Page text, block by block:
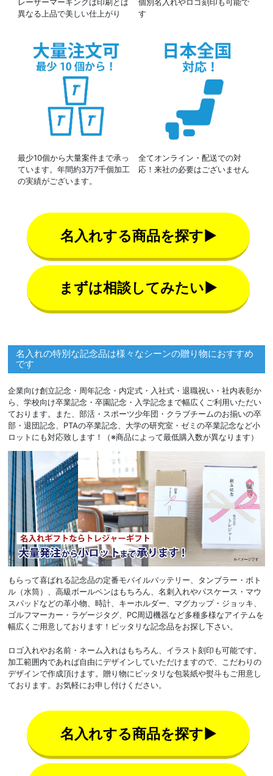
異なる上品で美しい仕上がり
す
最少10個から大量案件まで承っ
ています。年間約3万7千個加工
の実績がございます。
全てオンライン・配送での対
応！来社の必要はございません
名入れする商品を探す▶
まずは相談してみたい▶
名入れの特別な記念品は様々なシーンの贈り物におすすめ
です
企業向け創立記念・周年記念・内定式・入社式・退職祝い・社内表彰か
ら、学校向け卒業記念・卒園記念・入学記念まで幅広くご利用いただい
ております。また、部活・スポーツ少年団・クラブチームのお揃いの卒
部・退団記念、PTAの卒業記念、大学の研究室・ゼミの卒業記念など小
ロットにも対応致します！（※商品によって最低購入数が異なります）
もらって喜ばれる記念品の定番モバイルバッテリー、タンブラー・ボト
ル（水筒）、高級ボールペンはもちろん、名刺入れやパスケース・マウ
スパッドなどの革小物、時計、キーホルダー、マグカップ・ジョッキ、
ゴルフマーカー・ラゲージタグ、PC周辺機器など多種多様なアイテムを
幅広くご用意しております！ピッタリな記念品をお探し下さい。
ロゴ入れやお名前・ネーム入れはもちろん、イラスト刻印も可能です。
加工範囲内であれば自由にデザインしていただけますので、こだわりの
デザインで作成頂けます。贈り物にピッタリな包装紙や熨斗もご用意し
ております。お気軽にお申し付けください。
名入れする商品を探す▶